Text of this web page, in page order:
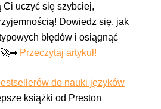
Ci uczyć się szybciej,
Dowiedz się, jak
błędów i osiągnąć
🚀➡ Przeczytaj artykuł!
do nauki języków
książki od Preston